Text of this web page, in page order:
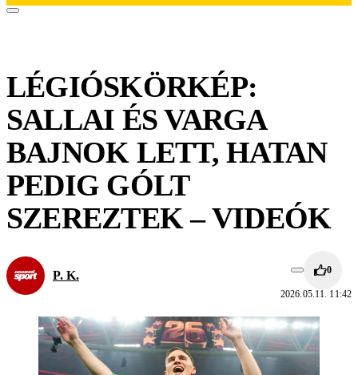
LÉGIÓSKÖRKÉP:
SALLAI ÉS VARGA
BAJNOK LETT, HATAN
PEDIG GÓLT
SZEREZTEK – VIDEÓK
P. K. 0
2026.05.11. 11:42